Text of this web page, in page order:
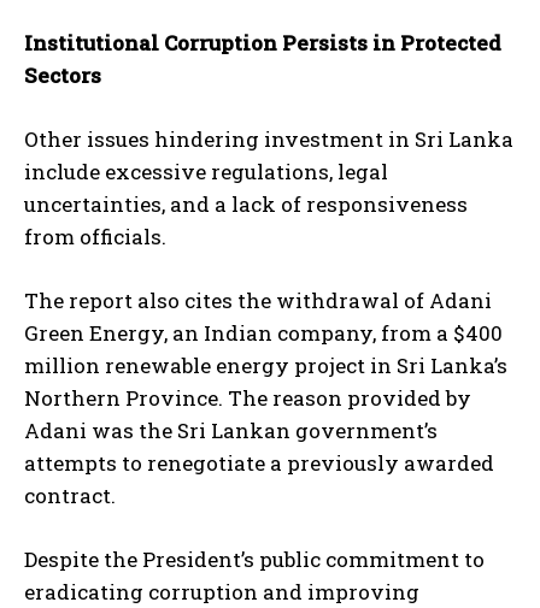
Institutional Corruption Persists in Protected
Sectors
Other issues hindering investment in Sri Lanka
include excessive regulations, legal
uncertainties, and a lack of responsiveness
from officials.
The report also cites the withdrawal of Adani
Green Energy, an Indian company, from a $400
million renewable energy project in Sri Lanka’s
Northern Province. The reason provided by
Adani was the Sri Lankan government’s
attempts to renegotiate a previously awarded
contract.
Despite the President’s public commitment to
eradicating corruption and improving